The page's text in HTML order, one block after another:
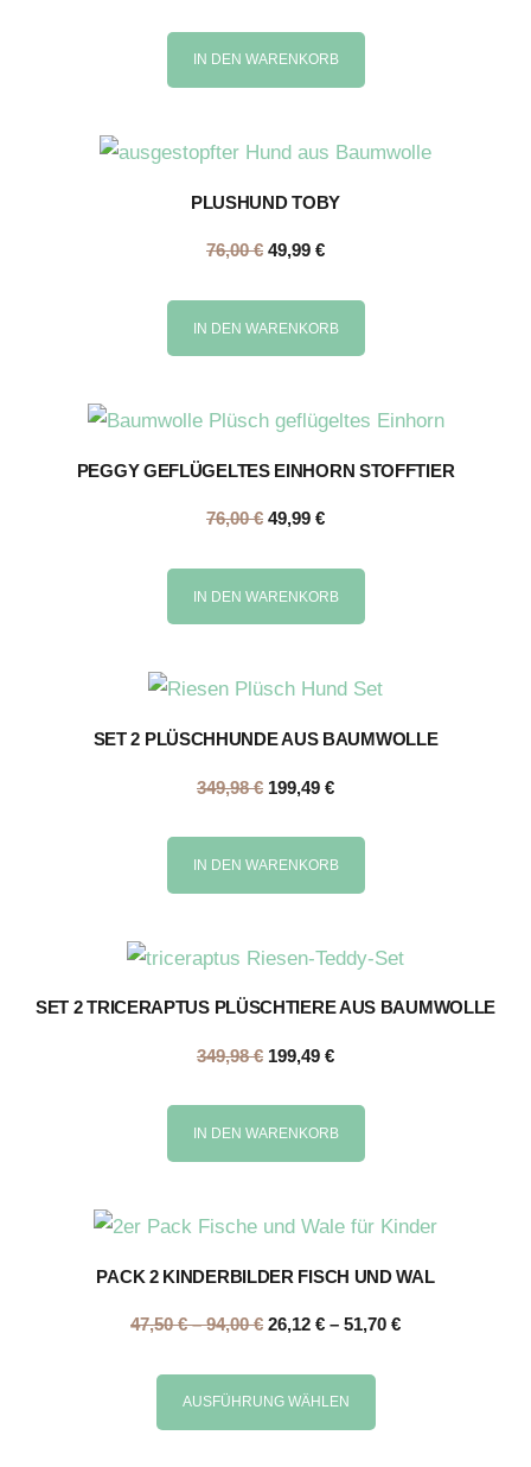
IN DEN WARENKORB
PLUSHUND TOBY
76,00€ 49,99 €
IN DEN WARENKORB
PEGGY GEFLÜGELTES EINHORN STOFFTIER
76,00€ 49,99 €
IN DEN WARENKORB
SET 2 PLÜSCHHUNDE AUS BAUMWOLLE
349,98€ 199,49 €
IN DEN WARENKORB
SET 2 TRICERAPTUS PLÜSCHTIERE AUS BAUMWOLLE
349,98€ 199,49 €
IN DEN WARENKORB
PACK 2 KINDERBILDER FISCH UND WAL
47,50€ –94,00€ 26,12 € – 51,70 €
AUSFÜHRUNG WÄHLEN